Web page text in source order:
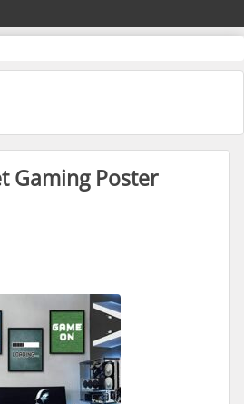
Gaming Poster